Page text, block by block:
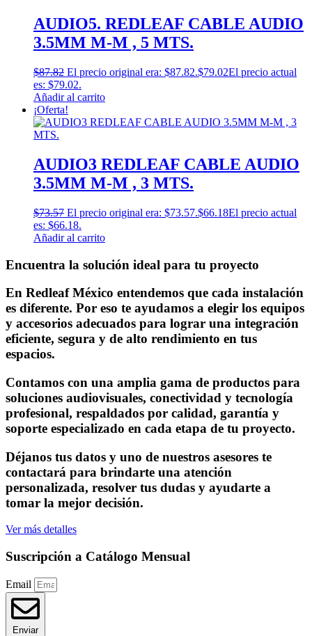
AUDIO5. REDLEAF CABLE AUDIO
3.5MM M-M , 5 MTS.
$87.82 El precio original era: $87.82.$79.02El precio actual
es: $79.02.
Añadir al carrito
¡Oferta!
AUDIO3 REDLEAF CABLE AUDIO
3.5MM M-M , 3 MTS.
$73.57 El precio original era: $73.57.$66.18El precio actual
es: $66.18.
Añadir al carrito
Encuentra la solución ideal para tu proyecto
En Redleaf México entendemos que cada instalación
es diferente. Por eso te ayudamos a elegir los equipos
y accesorios adecuados para lograr una integración
eficiente, segura y de alto rendimiento en tus
espacios.
Contamos con una amplia gama de productos para
soluciones audiovisuales, conectividad y tecnología
profesional, respaldados por calidad, garantía y
soporte especializado en cada etapa de tu proyecto.
Déjanos tus datos y uno de nuestros asesores te
contactará para brindarte una atención
personalizada, resolver tus dudas y ayudarte a
tomar la mejor decisión.
Ver más detalles
Suscripción a Catálogo Mensual
Email
Enviar